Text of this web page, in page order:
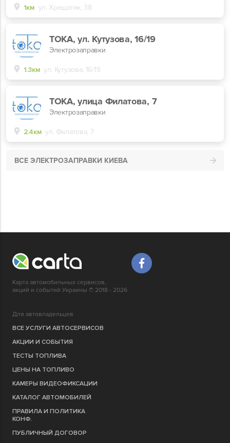
1км ул. Хрещатик, 38
ТОКА, ул. Кутузова, 16/19
Электрозаправки
1.3км ул. Кутузова, 16/19
ТОКА, улица Филатова, 7
Электрозаправки
2.4км ул. Филатова, 7
ВСЕ ЭЛЕКТРОЗАПРАВКИ КИЕВА
Карта автомобильных сервисов,
акций и событий Украины © 2018 - 2026
Для автовладельцев
ВСЕ УСЛУГИ АВТОСЕРВИСОВ
АКЦИИ И СОБЫТИЯ
ТЕСТЫ ТОПЛИВА
ЦЕНЫ НА ТОПЛИВО
КАМЕРЫ ВИДЕОФИКСАЦИИ
КАТАЛОГ АВТОМОБИЛЕЙ
ПРАВИЛА И ПОЛИТИКА
КОНФ.
ПУБЛИЧНЫЙ ДОГОВОР